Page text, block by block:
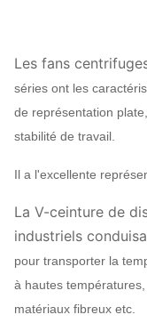
Les fans
séries ont les
de représentation
stabilité de travail.
Il a l'excellente
La V-ceinture de
industriels
pour transporter la
à hautes
matériaux fibreux etc.